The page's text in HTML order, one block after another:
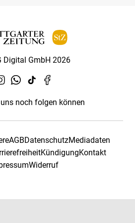
Digital GmbH 2026
noch folgen können
AGBDatenschutzMediadaten
KündigungKontakt
Widerruf